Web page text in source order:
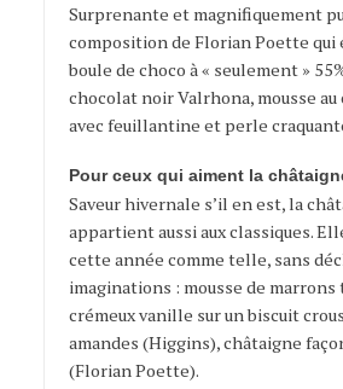
Surprenante et magnifiquement
composition de Florian Poette qui
boule de choco à « seulement »
chocolat noir Valrhona, mousse
avec feuillantine et perle
Pour ceux qui aiment la
Saveur hivernale s’il en est, la
appartient aussi aux classiques.
cette année comme telle, sans
imaginations : mousse de
crémeux vanille sur un biscuit
amandes (Higgins), châtaigne f
(Florian Poette).